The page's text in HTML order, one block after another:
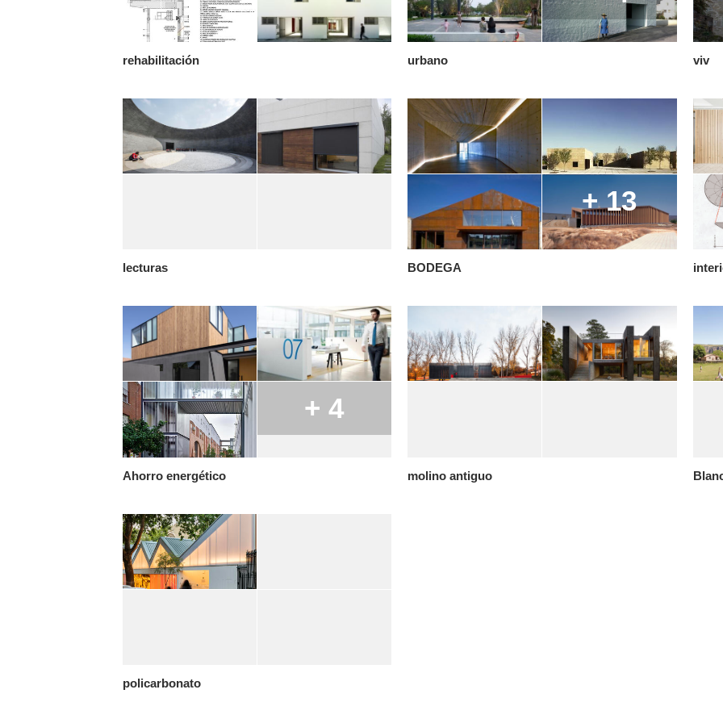
rehabilitación urbano viv
lecturas
+ 13
BODEGA
+ 4
Ahorro energético molino antiguo
policarbonato